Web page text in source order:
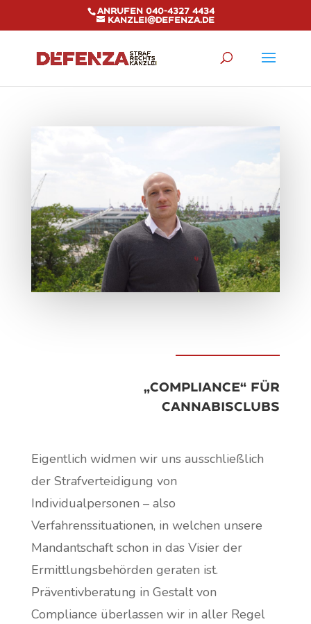
Anrufen 040-4327 4434
kanzlei@defenza.de
„Compliance“ für
Cannabisclubs
Eigentlich widmen wir uns ausschließlich
der Strafverteidigung von
Individualpersonen – also
Verfahrenssituationen, in welchen unsere
Mandantschaft schon in das Visier der
Ermittlungsbehörden geraten ist.
Präventivberatung in Gestalt von
Compliance überlassen wir in aller Regel